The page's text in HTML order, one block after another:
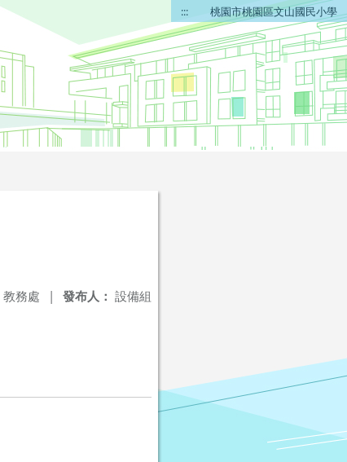
::: 桃園市桃園區文山國民小學
發布人： 設備組
教務處 |